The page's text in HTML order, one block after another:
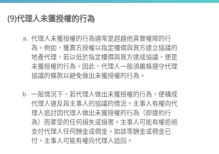
(9)代理人未獲授權的行為
a. 代理人未獲授權的行為通常是超越他真實權限的行
為。例如，獲賣方授權以指定樓價與買方建立協議的
地產代理，若以低於指定樓價與買方達成協議，便是
未獲授權的行為。因此，代理人一般須嚴格遵守代理
協議的條款以避免做出未獲授權的行為。
b. 一般情況下，若代理人做出未獲授權的行為，便構成
代理人違反與主事人的協議的情況。主事人有權向代
理人追討因代理人做出未獲授權的行為（即違約行
為）而蒙受的任何損失或損害。主事人可能有權拒絕
支付代理人任何酬金或佣金。如該等酬金或佣金已
付，主事人可能有權向代理人追回。